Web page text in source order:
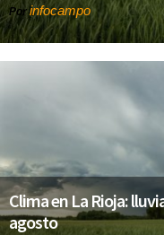
Porinfocampo
Clima en La Rioja:
agosto